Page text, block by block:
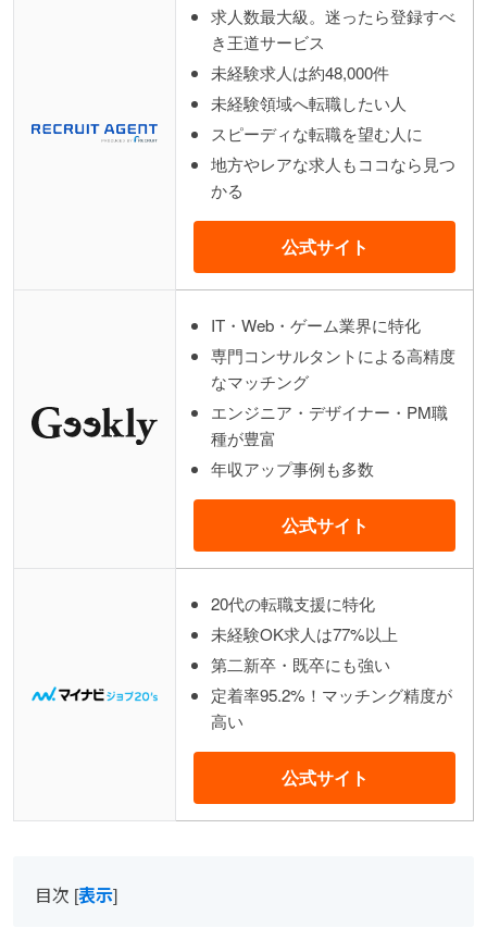
求人数最大級。迷ったら登録すべ
き王道サービス
未経験求人は約48,000件
未経験領域へ転職したい人
スピーディな転職を望む人に
地方やレアな求人もココなら見つ
かる
公式サイト
IT・Web・ゲーム業界に特化
専門コンサルタントによる高精度
なマッチング
エンジニア・デザイナー・PM職
種が豊富
年収アップ事例も多数
公式サイト
20代の転職支援に特化
未経験OK求人は77%以上
第二新卒・既卒にも強い
定着率95.2%！マッチング精度が
高い
公式サイト
目次 [表示]